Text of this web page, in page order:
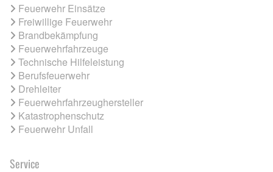
Feuerwehr Einsätze
Freiwillige Feuerwehr
Brandbekämpfung
Feuerwehrfahrzeuge
Technische Hilfeleistung
Berufsfeuerwehr
Drehleiter
Feuerwehrfahrzeughersteller
Katastrophenschutz
Feuerwehr Unfall
Service